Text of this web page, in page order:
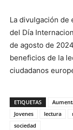
La divulgación de
del Día
de agosto de
beneficios de la
ciudadanos
ETIQUETAS
Jovenes
lectura
sociedad